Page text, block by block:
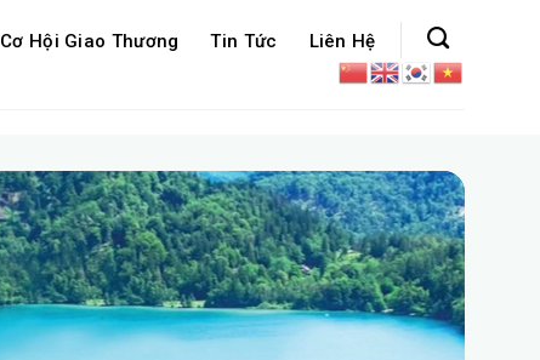
Cơ Hội Giao Thương Tin Tức Liên Hệ